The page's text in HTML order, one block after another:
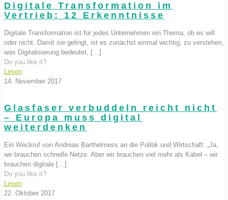
Digitale Transformation im
Vertrieb: 12 Erkenntnisse
Digitale Transformation ist für jedes Unternehmen ein Thema, ob es will
oder nicht. Damit sie gelingt, ist es zunächst einmal wichtig, zu verstehen,
was Digitalisierung bedeutet, […]
Do you like it?
Lesen
14. November 2017
Glasfaser verbuddeln reicht nicht
– Europa muss digital
weiterdenken
Ein Weckruf von Andreas Barthelmess an die Politik und Wirtschaft: „Ja,
wir brauchen schnelle Netze. Aber wir brauchen viel mehr als Kabel – wir
brauchen digitale […]
Do you like it?
Lesen
22. Oktober 2017